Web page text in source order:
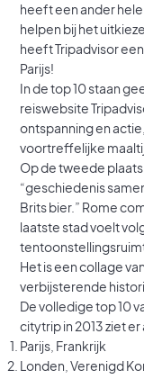
heeft een ander
helpen bij het
heeft Tripadvisor
Parijs!
In de top 10 staan
reiswebsite
ontspanning en
voortreffelijke
Op de tweede
“geschiedenis
Brits bier.” Rome
laatste stad voelt
Het is een collage
verbijsterende
De volledige top 10
citytrip in 2013 ziet er
Parijs, Frankrijk
Londen, Verenigd